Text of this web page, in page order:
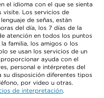
el idioma con el que se sienta
visite. Los servicios de
de señas, están
del día, los 7 días de la
atención en todos los puntos
familia, los amigos o los
se usan los servicios de un
ayuda con el
personal e intérpretes del
su disposición diferentes tipos
por video u otras.
de interpretación.